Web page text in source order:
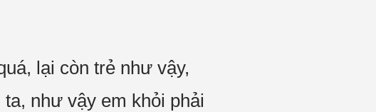
lại còn trẻ như vậy,
như vậy em khỏi phải